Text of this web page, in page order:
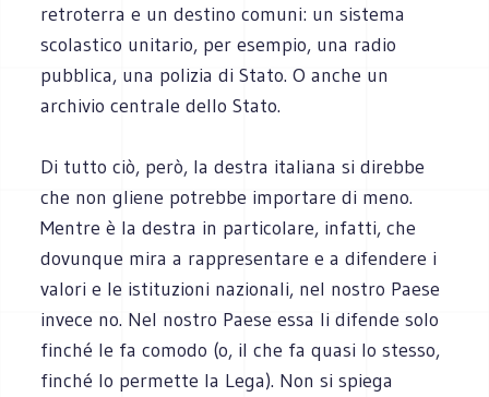
retroterra e un destino comuni: un sistema
scolastico unitario, per esempio, una radio
pubblica, una polizia di Stato. O anche un
archivio centrale dello Stato.
Di tutto ciò, però, la destra italiana si direbbe
che non gliene potrebbe importare di meno.
Mentre è la destra in particolare, infatti, che
dovunque mira a rappresentare e a difendere i
valori e le istituzioni nazionali, nel nostro Paese
invece no. Nel nostro Paese essa li difende solo
finché le fa comodo (o, il che fa quasi lo stesso,
finché lo permette la Lega). Non si spiega